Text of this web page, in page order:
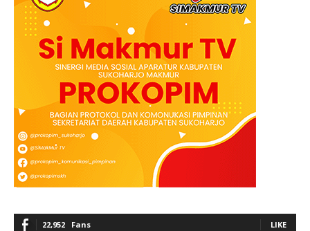
22,952 Fans LIKE